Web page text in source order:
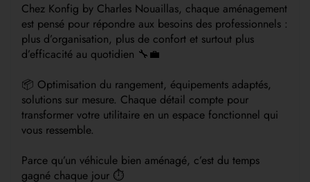
Chez Konfig by Charles Nouaillas, chaque aménagement
est pensé pour répondre aux besoins des professionnels :
plus d’organisation, plus de confort et surtout plus
d’efficacité au quotidien 🔧💼
📦 Optimisation du rangement, équipements adaptés,
solutions sur mesure. Chaque détail compte pour
transformer votre utilitaire en un espace fonctionnel qui
vous ressemble.
Parce qu’un véhicule bien aménagé, c’est du temps
gagné chaque jour ⏱️